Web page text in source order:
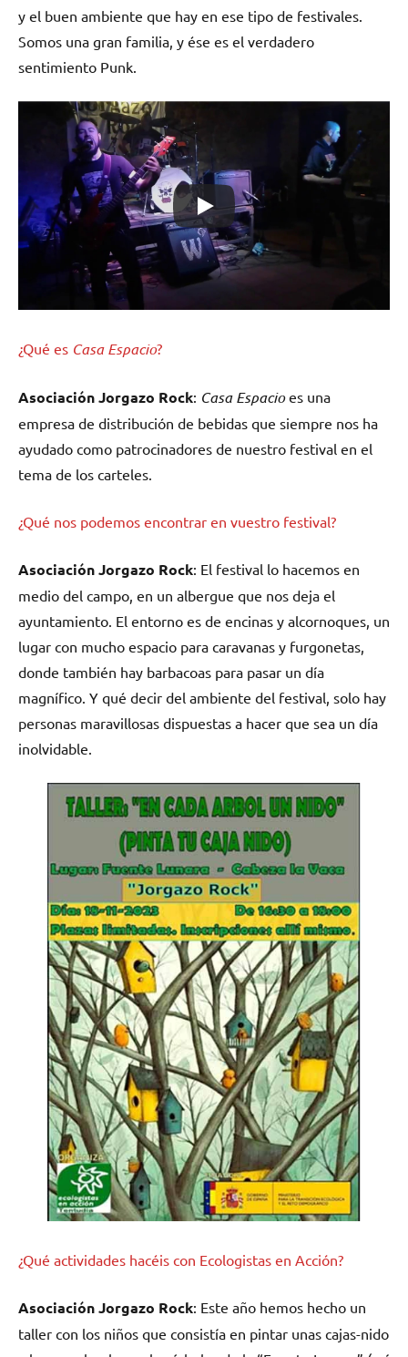
y el buen ambiente que hay en ese tipo de festivales.
Somos una gran familia, y ése es el verdadero
sentimiento Punk.
¿Qué es Casa Espacio?
Asociación Jorgazo Rock: Casa Espacioes una
empresa de distribución de bebidas que siempre nos ha
ayudado como patrocinadores de nuestro festival en el
tema de los carteles.
¿Qué nos podemos encontrar en vuestro festival?
Asociación Jorgazo Rock: El festival lo hacemos en
medio del campo, en un albergue que nos deja el
ayuntamiento. El entorno es de encinas y alcornoques, un
lugar con mucho espacio para caravanas y furgonetas,
donde también hay barbacoas para pasar un día
magnífico. Y qué decir del ambiente del festival, solo hay
personas maravillosas dispuestas a hacer que sea un día
inolvidable.
¿Qué actividades hacéis con Ecologistas en Acción?
Asociación Jorgazo Rock: Este año hemos hecho un
taller con los niños que consistía en pintar unas cajas-nido